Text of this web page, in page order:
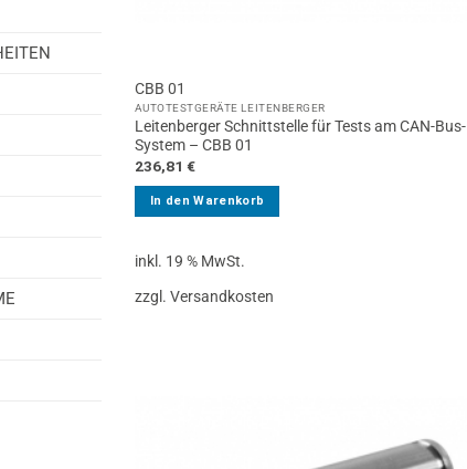
CBB 01
AUTOTESTGERÄTE LEITENBERGER
Leitenberger Schnittstelle für Tests am CAN-Bus-
System – CBB 01
236,81 €
In den Warenkorb
inkl. 19 % MwSt.
zzgl. Versandkosten